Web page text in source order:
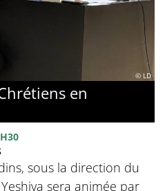
© LD
en
sous la direction du
sera animée par